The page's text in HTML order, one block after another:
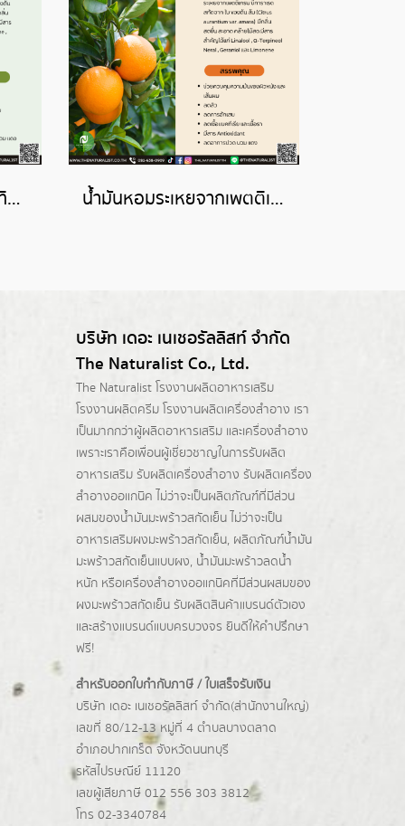
น้ำมันหอมระเหยจากไมร์เทิล-MYRTLE ESSENTIAL OIL น้ำมันหอมระเหยจากเพตติเกรน-PETITGRAINBIGARADE ESSENTIAL OIL
บริษัท เดอะ เนเชอรัลลิสท์ จำกัด
The Naturalist Co., Ltd.
The Naturalist โรงงานผลิตอาหารเสริม
โรงงานผลิตครีมโรงงานผลิตเครื่องสำอาง เรา
เป็นมากกว่าผู้ผลิตอาหารเสริมและเครื่องสำอาง
เพราะเราคือเพื่อนผู้เชี่ยวชาญในการรับผลิต
อาหารเสริม รับผลิตเครื่องสำอาง รับผลิตเครื่อง
สำอางออแกนิค ไม่ว่าจะเป็นผลิตภัณฑ์ที่มีส่วน
ผสมของน้ำมันมะพร้าวสกัดเย็น ไม่ว่าจะเป็น
อาหารเสริมผงมะพร้าวสกัดเย็น, ผลิตภัณฑ์น้ำมัน
มะพร้าวสกัดเย็นแบบผง, น้ำมันมะพร้าวลดน้ำ
หนักหรือเครื่องสำอางออแกนิคที่มีส่วนผสมของ
ผงมะพร้าวสกัดเย็น รับผลิตสินค้าแบรนด์ตัวเอง
และสร้างแบรนด์แบบครบวงจร ยินดีให้คำปรึกษา
ฟรี!
สำหรับออกใบกำกับภาษี / ใบเสร็จรับเงิน
บริษัท เดอะ เนเชอรัลลิสท์ จำกัด(ส่านักงานใหญ่)
เลขที่ 80/12-13 หมู่ที่ 4 ตำบลบางตลาด
อำเภอปากเกร็ดจังหวัดนนทบุรี
รหัสไปรษณีย์ 11120
เลขผู้เสียภาษี 012 556 303 3812
โทร 02-3340784